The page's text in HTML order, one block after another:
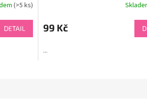
(>5 ks)
DETAIL
produktu
je
z
99 Kč
...